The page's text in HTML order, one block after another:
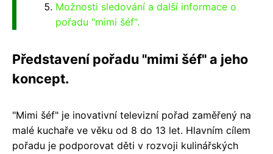
Možnosti sledování a další informace o
pořadu "mimi šéf".
Představení pořadu "mimi šéf" a jeho
koncept.
"Mimi šéf" je inovativní televizní pořad zaměřený na
malé kuchaře ve věku od 8 do 13 let. Hlavním cílem
pořadu je podporovat děti v rozvoji kulinářských